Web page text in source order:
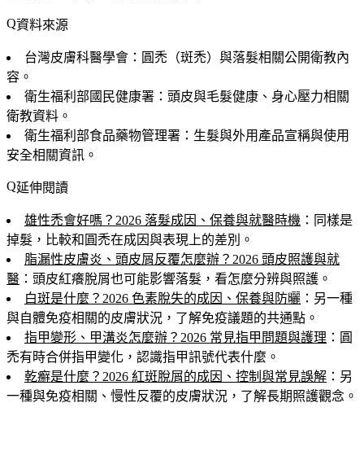
資料來源
台灣皮膚科醫學會：圓禿（斑禿）與落髮相關公開衛教內
容。
衛生福利部國民健康署：頭皮與毛髮健康、身心壓力相關
衛教資料。
衛生福利部食品藥物管理署：生髮與外用產品宣稱與使用
安全相關資訊。
延伸閱讀
雄性禿會好嗎？2026 落髮成因、保養與就醫時機 ：同樣是
掉髮，比較和圓禿在成因與表現上的差別。
脂漏性皮膚炎、頭皮屑反覆怎麼辦？2026 頭皮照護與就
醫 ：頭皮紅癢脫屑也可能影響落髮，看怎麼分辨與照護。
白斑是什麼？2026 色素脫失的成因、保養與防曬 ：另一種
與自體免疫相關的皮膚狀況，了解免疫議題的共通點。
指甲變形、甲溝炎怎麼辦？2026 常見指甲問題與護理 ：圓
禿有時合併指甲變化，認識指甲訊號代表什麼。
乾癬是什麼？2026 紅斑脫屑的成因、控制與常見誤解 ：另
一種與免疫相關、慢性反覆的皮膚狀況，了解長期照護觀念。